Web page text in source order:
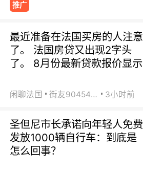
推广
最近准备在法国买房的人注意
了。 法国房贷又出现2字头
了。 8月份最新贷款报价显示
闲聊法国 街友90454511 3小时前
圣但尼市长承诺向年轻人免费
发放1000辆自行车：到底是
怎么回事？